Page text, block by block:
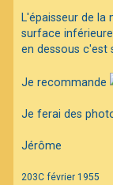
L'épaisseur de
surface
en dessous c'est
Je recommande
Je ferai des
Jérôme
203C février 1955